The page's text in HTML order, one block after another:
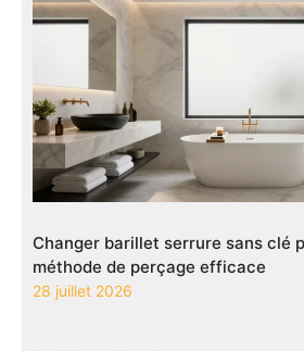
Changer barillet serrure sans clé
méthode de perçage efficace
28 juillet 2026